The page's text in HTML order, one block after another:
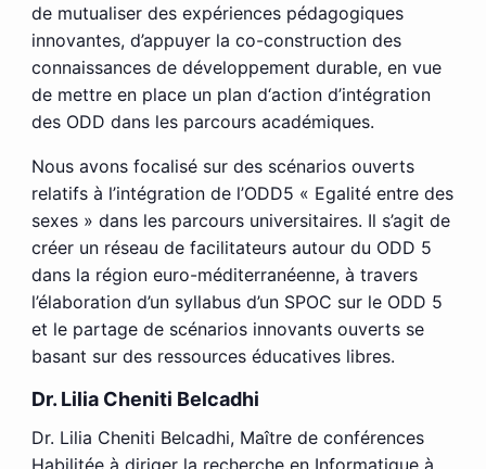
de mutualiser des expériences pédagogiques
innovantes, d’appuyer la co-construction des
connaissances de développement durable, en vue
de mettre en place un plan d‘action d’intégration
des ODD dans les parcours académiques.
Nous avons focalisé sur des scénarios ouverts
relatifs à l’intégration de l’ODD5 « Egalité entre des
sexes » dans les parcours universitaires. Il s’agit de
créer un réseau de facilitateurs autour du ODD 5
dans la région euro-méditerranéenne, à travers
l’élaboration d’un syllabus d’un SPOC sur le ODD 5
et le partage de scénarios innovants ouverts se
basant sur des ressources éducatives libres.
Dr. Lilia Cheniti Belcadhi
Dr. Lilia Cheniti Belcadhi, Maître de conférences